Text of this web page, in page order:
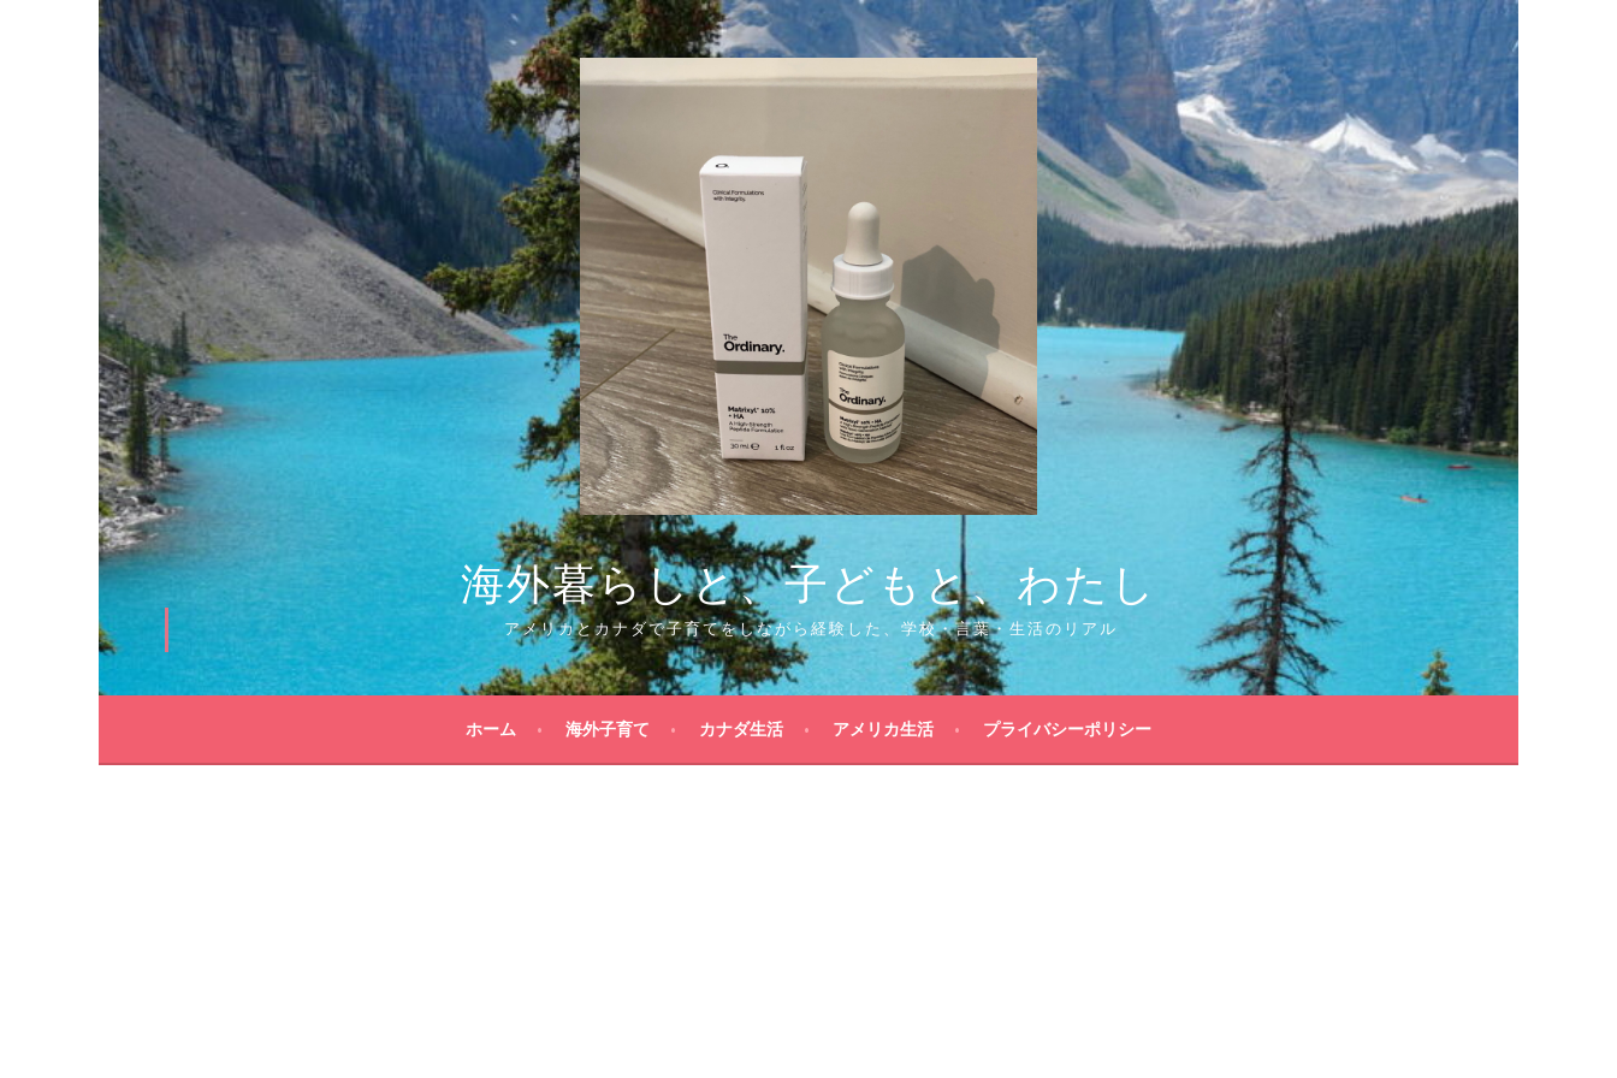
コ
ン
テ
ツ
へ
ス
キ
ッ
プ
海外暮らしと、子どもと、わたし
アメリカとカナダで子育てをしながら経験した、学校・言葉・生活のリアル
ホーム 海外子育て カナダ生活 アメリカ生活 プライバシーポリシー